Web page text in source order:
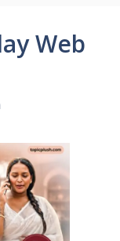
Web